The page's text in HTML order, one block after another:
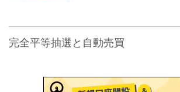
完全平等抽選と自動売買